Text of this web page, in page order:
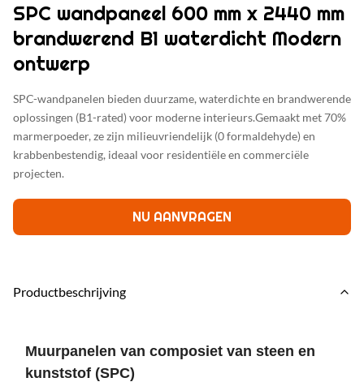
SPC wandpaneel 600 mm x 2440 mm
brandwerend B1 waterdicht Modern
ontwerp
SPC-wandpanelen bieden duurzame, waterdichte en brandwerende
oplossingen (B1-rated) voor moderne interieurs.Gemaakt met 70%
marmerpoeder, ze zijn milieuvriendelijk (0 formaldehyde) en
krabbenbestendig, ideaal voor residentiële en commerciële
projecten.
NU AANVRAGEN
Productbeschrijving
Muurpanelen van composiet van steen en
kunststof (SPC)